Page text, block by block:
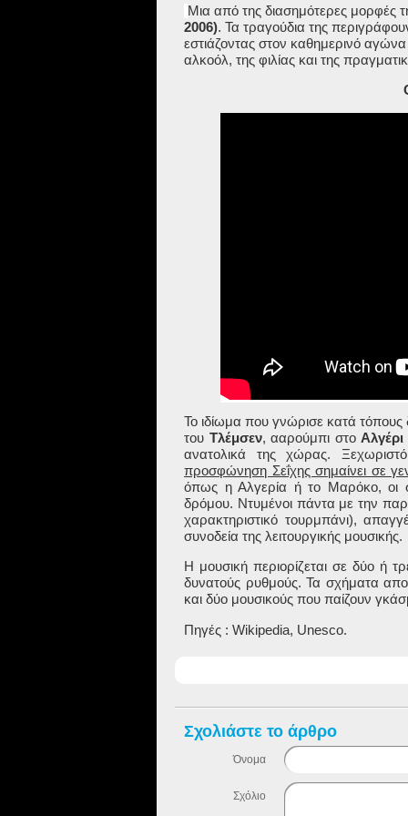
Μια από της διασημότερες μορφές
2006). Τα τραγούδια της
εστιάζοντας στον καθημερινό
αλκοόλ, της φιλίας και της
Το ιδίωμα που γνώρισε κατά τόπους
του Τλέμσεν, ααρούμπι στο Αλγέρι
ανατολικά της χώρας.
προσφώνηση Σεΐχης σημαίνει σε
όπως η Αλγερία ή το Μαρόκο, οι
δρόμου. Ντυμένοι πάντα με την
χαρακτηριστικό τουρμπάνι),
συνοδεία της λειτουργικής μουσικής.
Η μουσική περιορίζεται σε δύο ή
δυνατούς ρυθμούς. Τα σχήματα
και δύο μουσικούς που παίζουν
Πηγές : Wikipedia, Unesco.
Σχολιάστε το άρθρο
Όνομα
Σχόλιο